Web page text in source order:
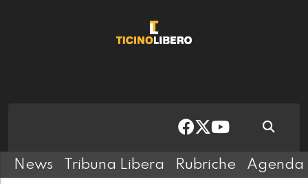
News Tribuna Libera Rubriche Agenda